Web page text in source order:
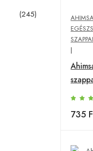
(245)
|
g
735